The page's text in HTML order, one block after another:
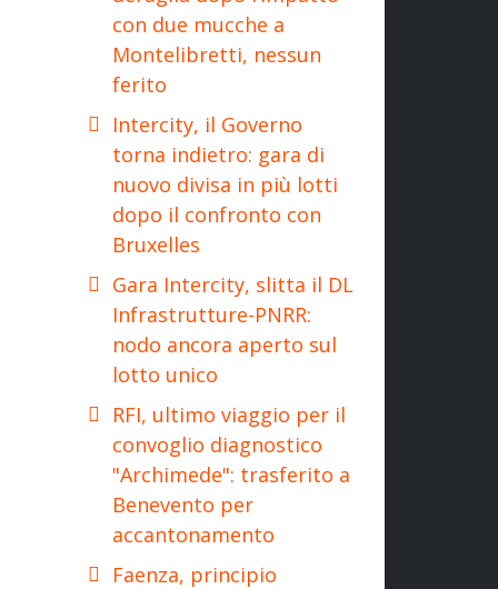
con due mucche a
Montelibretti, nessun
ferito
Intercity, il Governo
torna indietro: gara di
nuovo divisa in più lotti
dopo il confronto con
Bruxelles
Gara Intercity, slitta il DL
Infrastrutture-PNRR:
nodo ancora aperto sul
lotto unico
RFI, ultimo viaggio per il
convoglio diagnostico
"Archimede": trasferito a
Benevento per
accantonamento
Faenza, principio